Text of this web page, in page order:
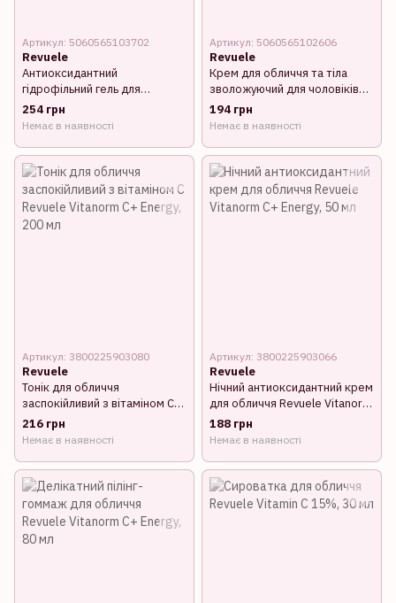
Артикул: 5060565103702
Revuele
Антиоксидантний
гідрофільний гель для
вмивання з екстрактом
зеленого чаю Revuele
254 грн
Немає в наявності
Артикул: 5060565102606
Revuele
Крем для обличчя та тіла
зволожуючий для чоловіків
Revuele Men, 180 мл
194 грн
Немає в наявності
Артикул: 3800225903080
Revuele
Тонік для обличчя
заспокійливий з вітаміном С
Revuele Vitanorm C+ Energy,
200 мл
216 грн
Немає в наявності
Артикул: 3800225903066
Revuele
Нічний антиоксидантний крем
для обличчя Revuele Vitanorm
C+ Energy, 50 мл
188 грн
Немає в наявності